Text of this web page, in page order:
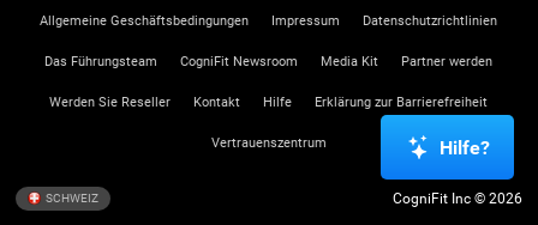
Allgemeine Geschäftsbedingungen Impressum Datenschutzrichtlinien
Das Führungsteam CogniFit Newsroom Media Kit Partner werden
Werden Sie Reseller Kontakt Hilfe Erklärung zur Barrierefreiheit
Vertrauenszentrum
SCHWEIZ CogniFit Inc © 2026
Hilfe?